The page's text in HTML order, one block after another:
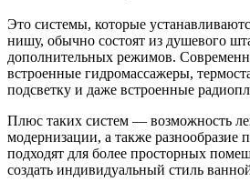
Это системы, которые
нишу, обычно состоят из душевого
дополнительных режимов.
встроенные гидромассажеры,
подсветку и даже встроенные
Плюс таких систем — возможность
модернизации, а также разнообразие
подходят для более просторных
создать индивидуальный стиль